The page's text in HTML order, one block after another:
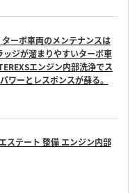
ーボ車両のメンテナンスは
ッジが溜まりやすいターボ車
エンジン内部洗浄でス
ワーとレスポンスが蘇る。
ステート 整備 エンジン内部